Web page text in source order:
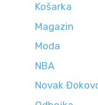
Košarka
Magazin
Moda
NBA
Novak